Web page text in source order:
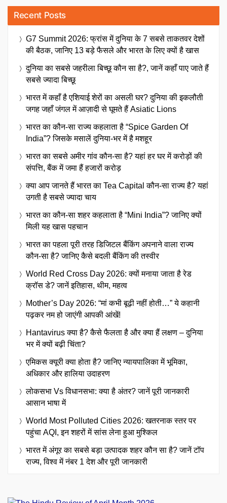
Recent Posts
G7 Summit 2026: फ्रांस में दुनिया के 7 सबसे ताकतवर देशों
की बैठक, जानिए 13 बड़े फैसले और भारत के लिए क्यों है खास
दुनिया का सबसे जहरीला बिच्छू कौन सा है?, जानें कहाँ पाए जाते हैं
सबसे ज्यादा बिच्छू
भारत में कहाँ है एशियाई शेरों का असली घर? दुनिया की इकलौती
जगह जहाँ जंगल में आज़ादी से घूमते हैं Asiatic Lions
भारत का कौन-सा राज्य कहलाता है “Spice Garden Of
India”? जिसके मसालें दुनिया-भर में है मशहूर
भारत का सबसे अमीर गांव कौन-सा है? यहां हर घर में करोड़ों की
संपत्ति, बैंक में जमा हैं हजारों करोड़
क्या आप जानते हैं भारत का Tea Capital कौन-सा राज्य है? यहां
उगती है सबसे ज्यादा चाय
भारत का कौन-सा शहर कहलाता है “Mini India”? जानिए क्यों
मिली यह खास पहचान
भारत का पहला पूरी तरह डिजिटल बैंकिंग अपनाने वाला राज्य
कौन-सा है? जानिए कैसे बदली बैंकिंग की तस्वीर
World Red Cross Day 2026: क्यों मनाया जाता है रेड
क्रॉस डे? जानें इतिहास, थीम, महत्व
Mother’s Day 2026: “मां कभी बूढ़ी नहीं होती…” ये कहानी
पढ़कर नम हो जाएंगी आपकी आंखें!
Hantavirus क्या है? कैसे फैलता है और क्या हैं लक्षण – दुनिया
भर में क्यों बढ़ी चिंता?
एमिकस क्यूरी क्या होता है? जानिए न्यायपालिका में भूमिका,
अधिकार और हालिया उदाहरण
लोकसभा Vs विधानसभा: क्या है अंतर? जानें पूरी जानकारी
आसान भाषा में
World Most Polluted Cities 2026: खतरनाक स्तर पर
पहुंचा AQI, इन शहरों में सांस लेना हुआ मुश्किल
भारत में अंगूर का सबसे बड़ा उत्पादक शहर कौन सा है? जानें टॉप
राज्य, विश्व में नंबर 1 देश और पूरी जानकारी